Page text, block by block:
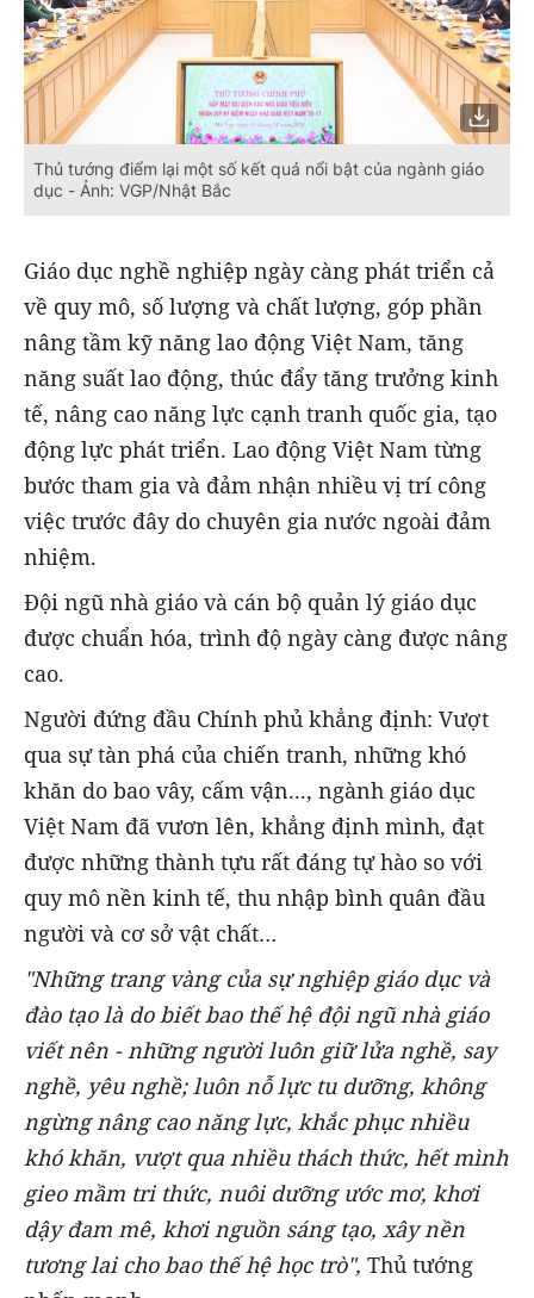
Thủ tướng điểm lại một số kết quả nổi bật của ngành giáo
dục - Ảnh: VGP/Nhật Bắc
Giáo dục nghề nghiệp ngày càng phát triển cả
về quy mô, số lượng và chất lượng, góp phần
nâng tầm kỹ năng lao động Việt Nam, tăng
năng suất lao động, thúc đẩy tăng trưởng kinh
tế, nâng cao năng lực cạnh tranh quốc gia, tạo
động lực phát triển. Lao động Việt Nam từng
bước tham gia và đảm nhận nhiều vị trí công
việc trước đây do chuyên gia nước ngoài đảm
nhiệm.
Đội ngũ nhà giáo và cán bộ quản lý giáo dục
được chuẩn hóa, trình độ ngày càng được nâng
cao.
Người đứng đầu Chính phủ khẳng định: Vượt
qua sự tàn phá của chiến tranh, những khó
khăn do bao vây, cấm vận..., ngành giáo dục
Việt Nam đã vươn lên, khẳng định mình, đạt
được những thành tựu rất đáng tự hào so với
quy mô nền kinh tế, thu nhập bình quân đầu
người và cơ sở vật chất…
"Những trang vàng của sự nghiệp giáo dục và
đào tạo là do biết bao thế hệ đội ngũ nhà giáo
viết nên - những người luôn giữ lửa nghề, say
nghề, yêu nghề; luôn nỗ lực tu dưỡng, không
ngừng nâng cao năng lực, khắc phục nhiều
khó khăn, vượt qua nhiều thách thức, hết mình
gieo mầm tri thức, nuôi dưỡng ước mơ, khơi
dậy đam mê, khơi nguồn sáng tạo, xây nền
tương lai cho bao thế hệ học trò", Thủ tướng